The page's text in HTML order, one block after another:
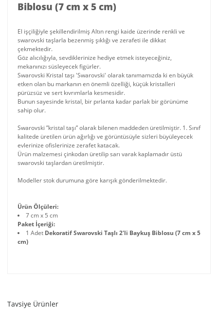
Biblosu (7 cm x 5 cm)
El işçiliğiyle şekillendirilmiş Altın rengi kaide üzerinde renkli ve
swarovski taşlarla bezenmiş şıklığı ve zerafeti ile dikkat
çekmektedir.
Göz alıcılığıyla, sevdiklerinize hediye etmek isteyeceğiniz,
mekanınızı süsleyecek figürler.
Swarovski Kristal taşı 'Swarovski' olarak tanımamızda ki en büyük
etken olan bu markanın en önemli özelliği, küçük kristalleri
pürüzsüz ve sert kıvrımlarla kesmesidir.
Bunun sayesinde kristal, bir pırlanta kadar parlak bir görünüme
sahip olur.
Swarovski ”kristal taşı” olarak bilenen maddeden üretilmiştir. 1. Sınıf
kalitede üretilen ürün ağırlığı ve görüntüsüyle sizleri büyüleyecek
evlerinize ofislerinize zerafet katacak.
Ürün malzemesi çinkodan üretilip sarı varak kaplamadır üstü
swarovski taşlardan üretilmiştir.
Modeller stok durumuna göre karışık gönderilmektedir.
Ürün Ölçüleri:
7 cm x 5 cm
Paket İçeriği:
1 Adet Dekoratif Swarovski Taşlı 2'li Baykuş Biblosu (7 cm x 5
cm)
Tavsiye Ürünler